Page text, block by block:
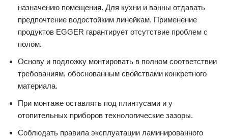
назначению помещения. Для кухни и ванны отдавать
предпочтение водостойким линейкам. Применение
продуктов EGGER гарантирует отсутствие проблем с
полом.
Основу и подложку монтировать в полном соответствии
требованиям, обоснованным свойствами конкретного
материала.
При монтаже оставлять под плинтусами и у
отопительных приборов технологические зазоры.
Соблюдать правила эксплуатации ламинированного